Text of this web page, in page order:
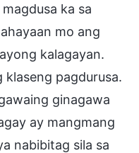
ka sa
mo ang
kalagayan.
klaseng pagdurusa.
ginagawa
ay mangmang
nabibitag sila sa